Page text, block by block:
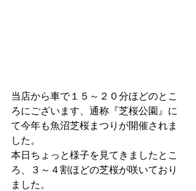
当店から車で１５～２０分ほどのとこ
ろにございます、通称『芝桜公園』に
て今年も魚沼芝桜まつりが開催されま
した。
本日ちょっと様子を見てきましたとこ
ろ、３～４割ほどの芝桜が咲いており
ました。